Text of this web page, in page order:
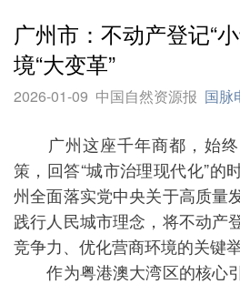
广州市：不动产登记“
境“大变革”
2026-01-09 中国自然资源报 国脉
广州这座千年商都，始终
策，回答“城市治理现代化”的
州全面落实党中央关于高质量
践行人民城市理念，将不动产
竞争力、优化营商环境的关键
作为粤港澳大湾区的核心引